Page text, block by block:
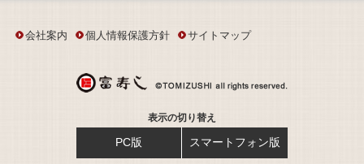
会社案内 個人情報保護方針 サイトマップ
表示の切り替え
PC版 スマートフォン版